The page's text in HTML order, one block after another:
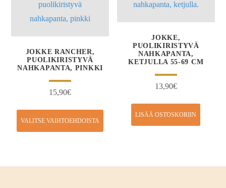
JOKKE RANCHER,
PUOLIKIRISTYVÄ
NAHKAPANTA, PINKKI
15,90€
VALITSE VAIHTOEHDOISTA
JOKKE,
PUOLIKIRISTYVÄ
NAHKAPANTA,
KETJULLA 55-69 CM
13,90€
LISÄÄ OSTOSKORIIN